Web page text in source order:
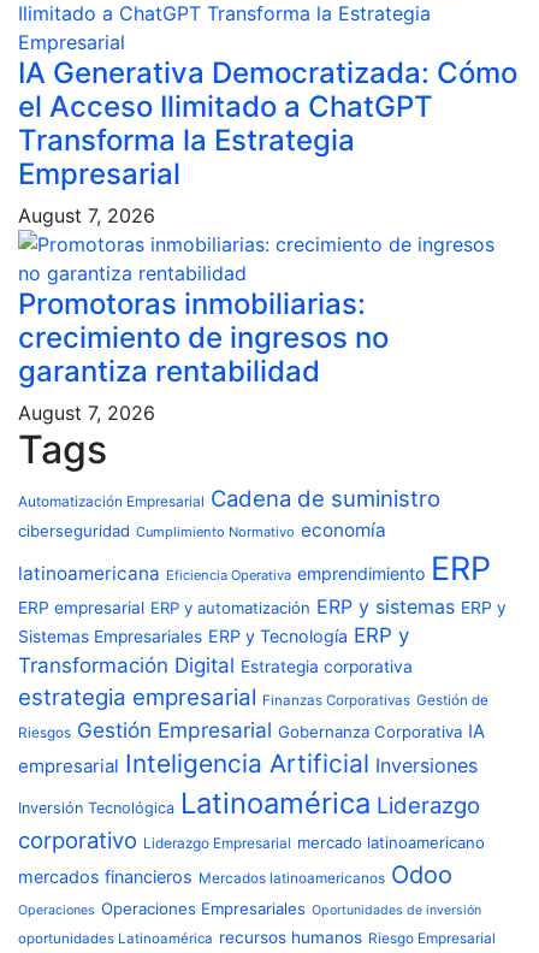
IA Generativa Democratizada: Cómo
el Acceso Ilimitado a ChatGPT
Transforma la Estrategia
Empresarial
August 7, 2026
Promotoras inmobiliarias:
crecimiento de ingresos no
garantiza rentabilidad
August 7, 2026
Tags
Automatización Empresarial Cadena de suministro
ciberseguridad Cumplimiento Normativo economía
latinoamericana Eficiencia Operativa emprendimiento ERP
ERP empresarial ERP y automatización ERP y sistemas ERP y
Sistemas Empresariales ERP y Tecnología ERP y
Transformación Digital Estrategia corporativa
estrategia empresarial Finanzas Corporativas Gestión de
Riesgos Gestión Empresarial Gobernanza Corporativa IA
empresarial Inteligencia Artificial Inversiones
Inversión Tecnológica Latinoamérica Liderazgo
corporativo Liderazgo Empresarial mercado latinoamericano
mercados financieros Mercados latinoamericanos Odoo
Operaciones Operaciones Empresariales Oportunidades de inversión
oportunidades Latinoamérica recursos humanos Riesgo Empresarial